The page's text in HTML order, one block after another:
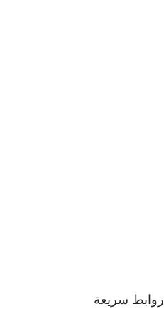
روابط سريعة